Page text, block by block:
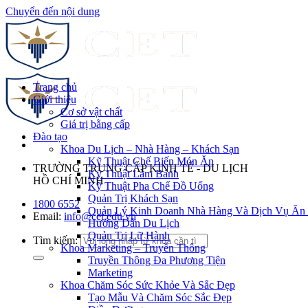
Chuyển đến nội dung
TRƯỜNG TRUNG CẤP KINH TẾ - DU LỊCH
HỒ CHÍ MINH
1800 6552
Email: info@cet.edu.vn
Tìm kiếm:
Trang chủ
Giới thiệu
Cơ sở vật chất
Giá trị bằng cấp
Đào tạo
Khoa Du Lịch – Nhà Hàng – Khách Sạn
Kỹ Thuật Chế Biến Món Ăn
Kỹ Thuật Làm Bánh
Kỹ Thuật Pha Chế Đồ Uống
Quản Trị Khách Sạn
Quản Lý Kinh Doanh Nhà Hàng Và Dịch Vụ Ăn
Hướng Dẫn Du Lịch
Quản Trị Lữ Hành
Khoa Marketing – Truyền Thông
Truyền Thông Đa Phương Tiện
Marketing
Khoa Chăm Sóc Sức Khỏe Và Sắc Đẹp
Tạo Mẫu Và Chăm Sóc Sắc Đẹp